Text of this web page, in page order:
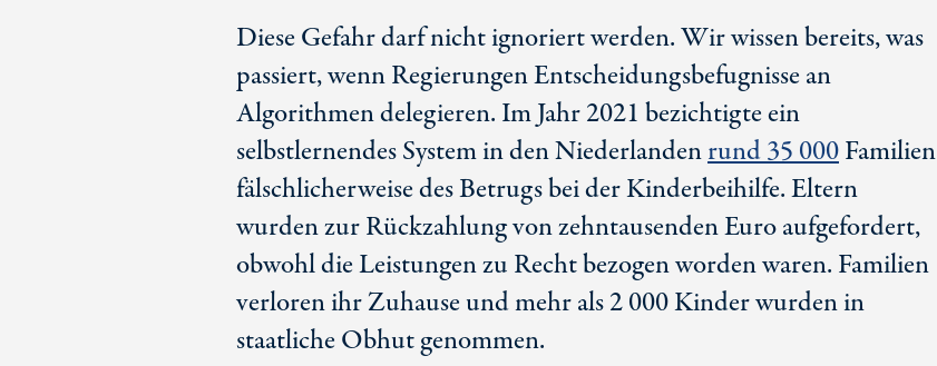
Diese Gefahr darf nicht ignoriert werden. Wir wissen bereits, was
passiert, wenn Regierungen Entscheidungsbefugnisse an
Algorithmen delegieren. Im Jahr 2021 bezichtigte ein
selbstlernendes System in den Niederlandenrund 35 000Familien
fälschlicherweise des Betrugs bei der Kinderbeihilfe. Eltern
wurden zur Rückzahlung von zehntausenden Euro aufgefordert,
obwohl die Leistungen zu Recht bezogen worden waren. Familien
verloren ihr Zuhause und mehr als2 000 Kinder wurden in
staatliche Obhut genommen.